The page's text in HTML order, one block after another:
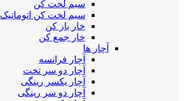
سیم لخت کن
سیم لخت کن اتوماتیک
خار باز کن
خار جمع کن
آچار ها
آچار فرانسه
آچار دو سر تخت
آچار یکسر رینگی
آچار دو سر رینگی